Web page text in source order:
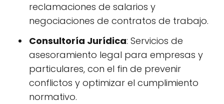
reclamaciones de salarios y
negociaciones de contratos de trabajo.
Consultoría Jurídica: Servicios de
asesoramiento legal para empresas y
particulares, con el fin de prevenir
conflictos y optimizar el cumplimiento
normativo.